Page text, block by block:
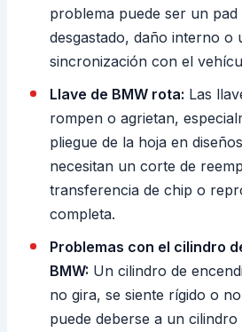
problema puede ser un pad
desgastado, daño interno o
sincronización con el
Llave de BMW rota: Las
rompen o agrietan,
pliegue de la hoja en
necesitan un corte de
transferencia de chip o
completa.
Problemas con el cilindro
BMW: Un cilindro de
no gira, se siente rígido o
puede deberse a un cilindro